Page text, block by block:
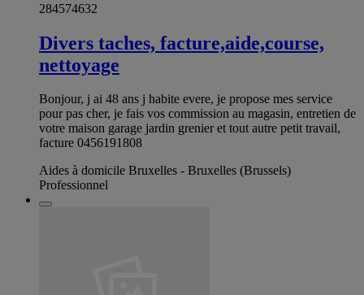
284574632
Divers taches, facture,aide,course,
nettoyage
Bonjour, j ai 48 ans j habite evere, je propose mes service
pour pas cher, je fais vos commission au magasin, entretien de
votre maison garage jardin grenier et tout autre petit travail,
facture 0456191808
Aides à domicile Bruxelles - Bruxelles (Brussels)
Professionnel